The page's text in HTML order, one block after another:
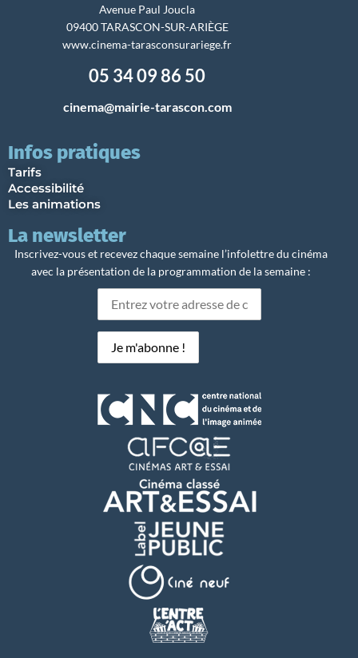
Avenue Paul Joucla
09400 TARASCON-SUR-ARIÈGE
www.cinema-tarasconsurariege.fr
05 34 09 86 50
cinema@mairie-tarascon.com
Infos pratiques
Tarifs
Accessibilité
Les animations
La newsletter
Inscrivez-vous et recevez chaque semaine l’infolettre du cinéma
avec la présentation de la programmation de la semaine :